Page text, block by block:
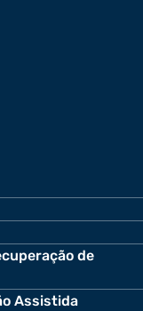
de
Assistida